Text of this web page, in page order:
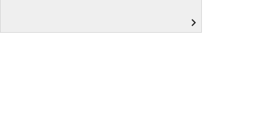
navigate_next